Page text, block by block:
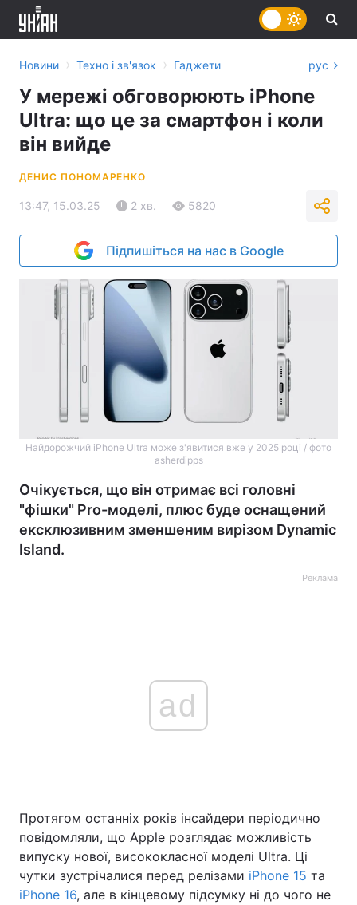
Україна Політика
Економіка Світ
Спорт Наука
Новини › Техно і зв'язок › Гаджети рус
У мережі обговорюють iPhone
Ultra: що це за смартфон і коли
він вийде
ДЕНИС ПОНОМАРЕНКО
13:47, 15.03.25 2 хв. 5820
Підпишіться на нас в Google
Найдорожчий iPhone Ultra може з'явитися вже у 2025 році / фото
asherdipps
Очікується, що він отримає всі головні
"фішки" Pro-моделі, плюс буде оснащений
ексклюзивним зменшеним вирізом Dynamic
Island.
Реклама
ad
Протягом останніх років інсайдери періодично
повідомляли, що Apple розглядає можливість
випуску нової, висококласної моделі Ultra. Ці
чутки зустрічалися перед релізами iPhone 15 та
iPhone 16, але в кінцевому підсумку ні до чого не